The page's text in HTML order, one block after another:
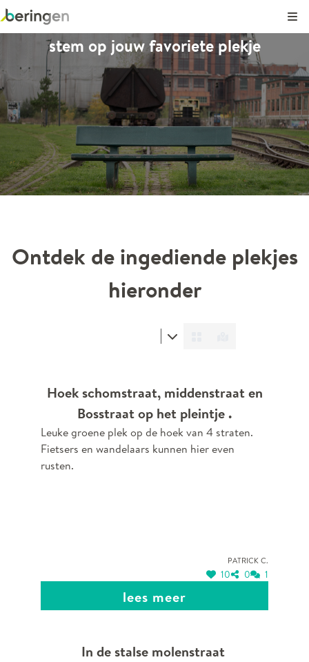
stem op jouw favoriete plekje
Ontdek de ingediende plekjes
hieronder
Hoek schomstraat, middenstraat en
Bosstraat op het pleintje .
Leuke groene plek op de hoek van 4 straten.
Fietsers en wandelaars kunnen hier even
rusten.
Patrick C.
10 0 1
lees meer
In de stalse molenstraat